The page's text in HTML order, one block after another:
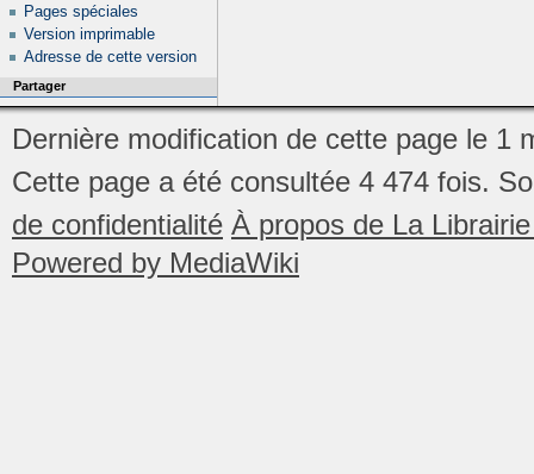
Pages spéciales
Version imprimable
Adresse de cette version
Partager
Dernière modification de cette page le 1
Cette page a été consultée 4 474 fois.
de confidentialité À propos de La
Powered by MediaWiki